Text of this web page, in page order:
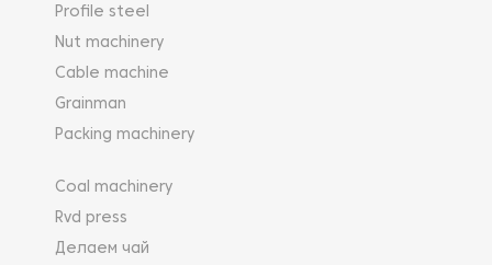
Profile steel
Nut machinery
Cable machine
Grainman
Packing machinery
Coal machinery
Rvd press
Делаем чай